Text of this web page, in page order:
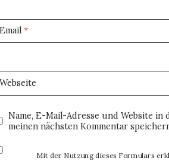
Email*
Webseite
Name, E-Mail-Adresse und Website in
meinen nächsten Kommentar
Mit der Nutzung dieses Formulars